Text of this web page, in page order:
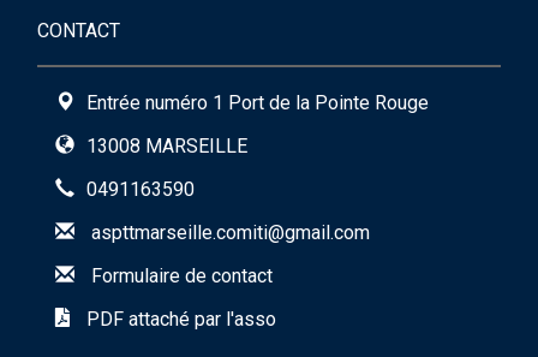
CONTACT
Entrée numéro 1 Port de la Pointe Rouge
13008 MARSEILLE
0491163590
aspttmarseille.comiti@gmail.com
Formulaire de contact
PDF attaché par l'asso